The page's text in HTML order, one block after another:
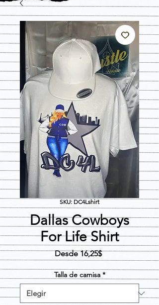
SKU: DC4Lshirt
Dallas Cowboys
For Life Shirt
Desde16,25$Precio
de
oferta
Talla de camisa *